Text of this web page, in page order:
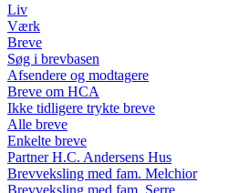
Liv
Værk
Breve
Søg i brevbasen
Afsendere og modtagere
Breve om HCA
Ikke tidligere trykte breve
Alle breve
Enkelte breve
Partner H.C. Andersens Hus
Brevveksling med fam. Melchior
Brevveksling med fam. Serre